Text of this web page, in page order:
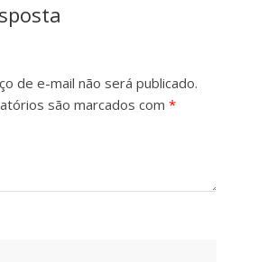
de e-mail não será publicado.
são marcados com *